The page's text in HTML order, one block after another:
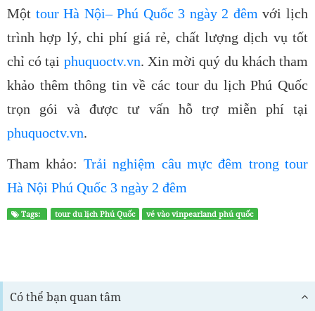
Một tour Hà Nội– Phú Quốc 3 ngày 2 đêm với lịch
trình hợp lý, chi phí giá rẻ, chất lượng dịch vụ tốt
chỉ có tại phuquoctv.vn. Xin mời quý du khách tham
khảo thêm thông tin về các tour du lịch Phú Quốc
trọn gói và được tư vấn hỗ trợ miễn phí tại
phuquoctv.vn.
Tham khảo: Trải nghiệm câu mực đêm trong tour
Hà Nội Phú Quốc 3 ngày 2 đêm
Tags: tour du lịch Phú Quốc
vé vào vinpearland phú quốc
Có thể bạn quan tâm